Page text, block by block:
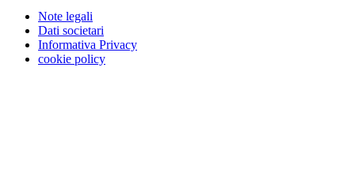
Note legali
Dati societari
Informativa Privacy
cookie policy